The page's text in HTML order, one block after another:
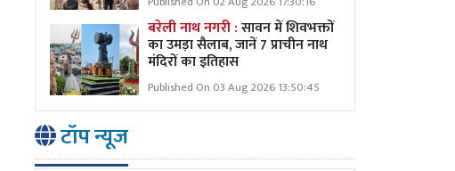
बरेली नाथ नगरी :सावन में शिवभक्तों
का उमड़ा सैलाब, जानें 7 प्राचीन नाथ
मंदिरों का इतिहास
Published On 03 Aug 2026 13:50:45
टॉप न्यूज